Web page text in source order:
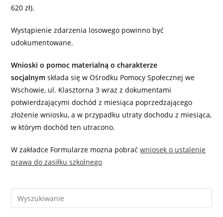
620 zł).
Wystąpienie zdarzenia losowego powinno być
udokumentowane.
Wnioski o pomoc materialną o charakterze
socjalnym składa się w Ośrodku Pomocy Społecznej we
Wschowie, ul. Klasztorna 3 wraz z dokumentami
potwierdzającymi dochód z miesiąca poprzedzającego
złożenie wniosku, a w przypadku utraty dochodu z miesiąca,
w którym dochód ten utracono.
W zakładce Formularze mozna pobraćwniosek o ustalenie
prawa do zasiłku szkolnego